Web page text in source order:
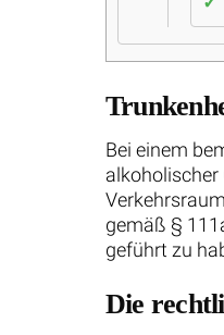
Bei einem
alkoholischer
gemäß §
geführt zu
Die